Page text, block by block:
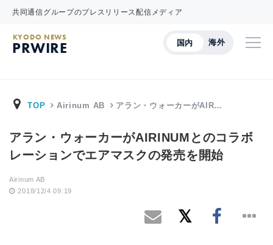
共同通信グループのプレスリリース配信メディア
国内 海外
KYODO NEWS
PRWIRE
TOP Airinum AB アラン・ウォーカーがAIR…
アラン・ウォーカーがAIRINUMとのコラボ
レーションでエアマスクの発売を開始
Airinum AB
2018/12/4 09:19